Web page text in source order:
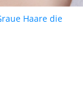
Haare die